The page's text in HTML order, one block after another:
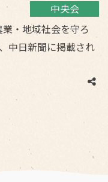
中央会
・地域社会を守ろ
中日新聞に掲載され